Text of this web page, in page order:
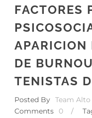
FACTORES
APARICION
DE
TENISTAS
Posted By Team
Comments
0 /